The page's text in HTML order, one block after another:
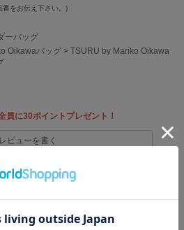
番をお伝え下さい。)
ーバッグ
Oikawaバッグ> TSURU by Mariko Oikawa
員に30ポイントプレゼント！
レビューを書く
のご注文履歴から投稿いただけます